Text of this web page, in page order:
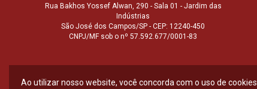
Rua Bakhos Yossef Alwan, 290 - Sala 01 - Jardim das
Indústrias
São José dos Campos/SP - CEP: 12240-450
CNPJ/MF sob o nº 57.592.677/0001-83
Ao utilizar nosso website, você concorda com o uso de cookies